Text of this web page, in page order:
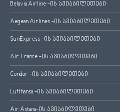
Belavia Airline -ის ავიაბილეთები
Aegean Airlines -ის ავიაბილეთები
SunExpress -ის ავიაბილეთები
Air France -ის ავიაბილეთები
Condor -ის ავიაბილეთები
Lufthansa -ის ავიაბილეთები
Air Astana-ის ავიაბილეთები